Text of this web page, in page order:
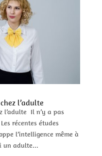
l’adulte
l’adulte Il n’y a pas
récentes études
l’intelligence même à
un adulte...